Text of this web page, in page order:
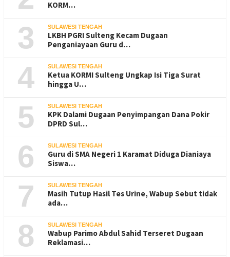
KORM…
3 SULAWESI TENGAH
LKBH PGRI Sulteng Kecam Dugaan
Penganiayaan Guru d…
4 SULAWESI TENGAH
Ketua KORMI Sulteng Ungkap Isi Tiga Surat
hingga U…
5 SULAWESI TENGAH
KPK Dalami Dugaan Penyimpangan Dana Pokir
DPRD Sul…
6 SULAWESI TENGAH
Guru di SMA Negeri 1 Karamat Diduga Dianiaya
Siswa…
7 SULAWESI TENGAH
Masih Tutup Hasil Tes Urine, Wabup Sebut tidak
ada…
8 SULAWESI TENGAH
Wabup Parimo Abdul Sahid Terseret Dugaan
Reklamasi…